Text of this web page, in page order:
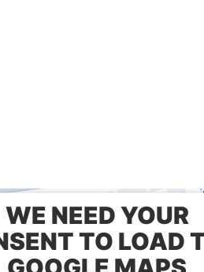
WE NEED YOUR
TO LOAD